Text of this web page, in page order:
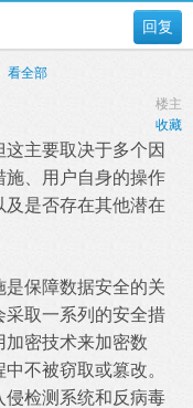
回复
看全部
楼主
收藏
主要取决于多个因
施、用户自身的操作
是否存在其他潜在
保障数据安全的关
采取一系列的安全措
密技术来加密数
不被窃取或篡改。
侵检测系统和反病毒